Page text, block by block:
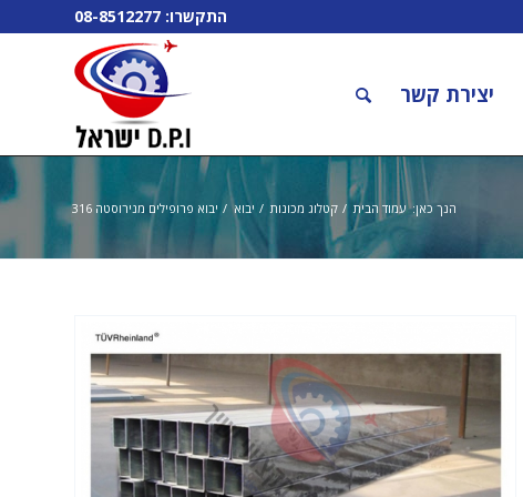
התקשרו: 08-8512277
יצירת קשר
הנך כאן: עמוד הבית / קטלוג מכונות / יבוא / יבוא פרופילים מנירוסטה 316